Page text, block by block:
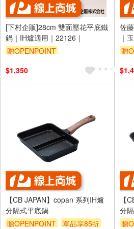
[下村企販]28cm 雙面壓花平底鐵
鍋｜IH爐適用｜22126｜
贈OPENPOINT
$1,350
佐
｜
贈
【CB JAPAN】copan 系列IH爐
分隔式平底鍋
贈OPENPOINT
單品享85折
【
分
贈